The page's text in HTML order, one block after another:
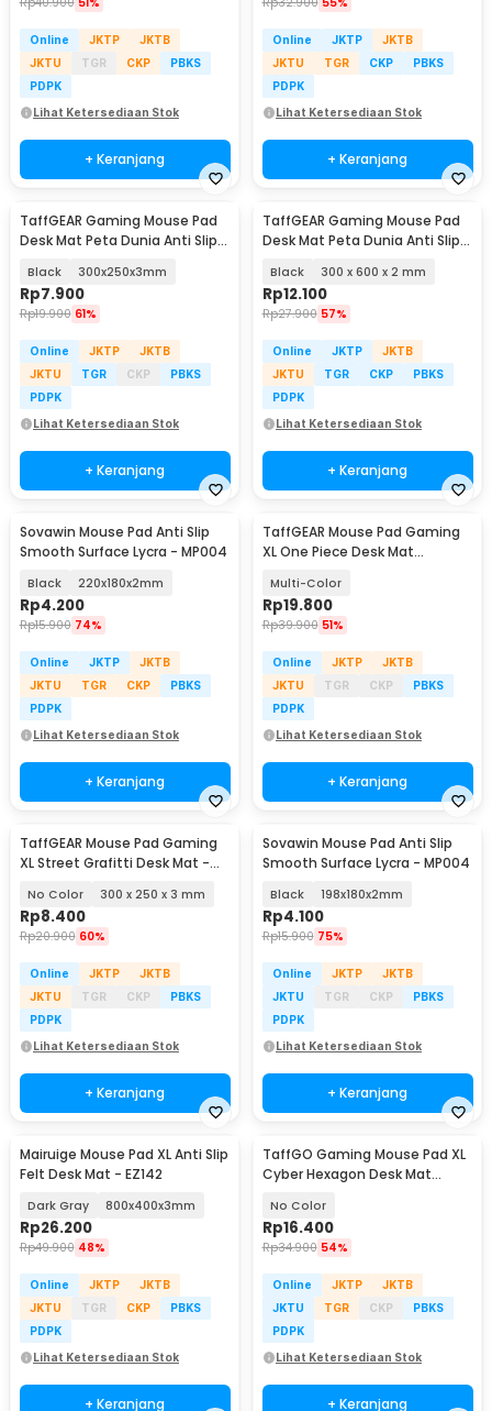
Online JKTP
JKTB
JKTU
TGR CKP
PBKS
PDPK
Lihat Ketersediaan Stok
+ Keranjang
Online JKTP
JKTB
JKTU
TGR CKP
PBKS
PDPK
Lihat Ketersediaan Stok
+ Keranjang
TaffGEAR Gaming Mouse Pad
Desk Mat Peta Dunia Anti Slip
Black 300x250x3mm
Rp7.900
Rp19.900 61%
Online JKTP
JKTB
JKTU
TGR CKP
PBKS
PDPK
Lihat Ketersediaan Stok
+ Keranjang
TaffGEAR Gaming Mouse Pad
Desk Mat Peta Dunia Anti Slip
Black 300 x 600 x 2 mm
Rp12.100
Rp27.900 57%
Online JKTP
JKTB
JKTU
TGR CKP
PBKS
PDPK
Lihat Ketersediaan Stok
+ Keranjang
Sovawin Mouse Pad Anti Slip
Smooth Surface Lycra - MP004
Black 220x180x2mm
Rp4.200
Rp15.900 74%
Online JKTP
JKTB
JKTU
TGR CKP
PBKS
PDPK
Lihat Ketersediaan Stok
+ Keranjang
TaffGEAR Mouse Pad Gaming
XL One Piece Desk Mat
Multi-Color
Rp19.800
Rp39.900 51%
Online JKTP
JKTB
JKTU
TGR CKP
PBKS
PDPK
Lihat Ketersediaan Stok
+ Keranjang
TaffGEAR Mouse Pad Gaming
XL Street Grafitti Desk Mat -
No Color 300 x 250 x 3 mm
Rp8.400
Rp20.900 60%
Online JKTP
JKTB
JKTU
TGR CKP
PBKS
PDPK
Lihat Ketersediaan Stok
+ Keranjang
Sovawin Mouse Pad Anti Slip
Smooth Surface Lycra - MP004
Black 198x180x2mm
Rp4.100
Rp15.900 75%
Online JKTP
JKTB
JKTU
TGR CKP
PBKS
PDPK
Lihat Ketersediaan Stok
+ Keranjang
Mairuige Mouse Pad XL Anti Slip
Felt Desk Mat - EZ142
Dark Gray 800x400x3mm
Rp26.200
Rp49.900 48%
Online JKTP
JKTB
JKTU
TGR CKP
PBKS
PDPK
Lihat Ketersediaan Stok
+ Keranjang
TaffGO Gaming Mouse Pad XL
Cyber Hexagon Desk Mat
No Color
Rp16.400
Rp34.900 54%
Online JKTP
JKTB
JKTU
TGR CKP
PBKS
PDPK
Lihat Ketersediaan Stok
+ Keranjang